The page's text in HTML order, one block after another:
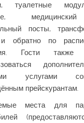
туалетные
посты,
обратно по
Гости также
услугами
прейскурантам.
места для